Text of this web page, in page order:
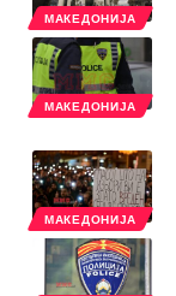
МАКЕДОНИЈА
МАКЕДОНИЈА
МАКЕДОНИЈА